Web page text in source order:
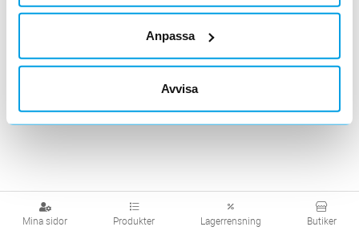
Anpassa
Avvisa
Mina sidor Produkter Lagerrensning Butiker